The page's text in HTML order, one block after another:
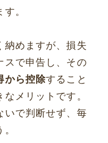
。
納めますが、損失
スで申告し、その
から控除すること
メリットです。
いで判断せず、毎